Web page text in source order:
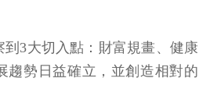
3大切入點：財富規畫、健康
趨勢日益確立，並創造相對的